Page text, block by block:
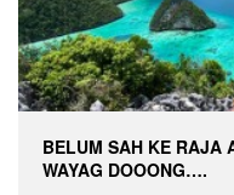
BELUM SAH KE RAJA
WAYAG DOOONG….